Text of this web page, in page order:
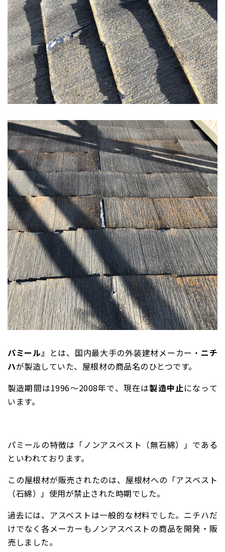
パミール』 とは、国内最大手の外装建材メーカー・ ニチ
ハが製造していた、屋根材の商品名のひとつです。
製造期間は1996～2008年で、現在は製造中止になって
います。
パミールの特徴は「ノンアスベスト（無石綿）」である
といわれております。
この屋根材が販売されたのは、屋根材への「アスベスト
（石綿）」使用が禁止された時期でした。
過去には、アスベストは一般的な材料でした。ニチハだ
けでなく各メーカーもノンアスベストの商品を開発・販
売しました。